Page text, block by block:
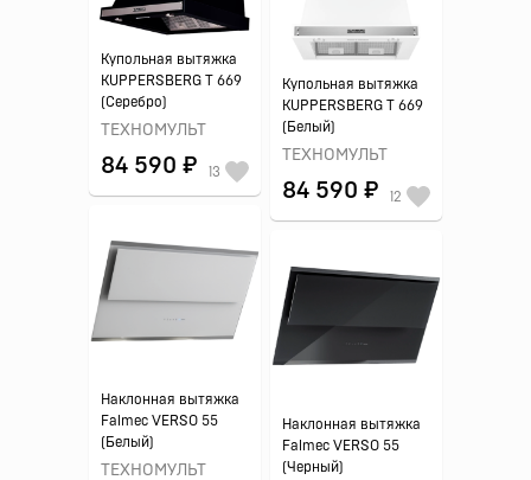
Купольная вытяжка
KUPPERSBERG T 669
(Серебро)
ТЕХНОМУЛЬТ
84 590 ₽ 13
Купольная вытяжка
KUPPERSBERG T 669
(Белый)
ТЕХНОМУЛЬТ
84 590 ₽ 12
Наклонная вытяжка
Falmec VERSO 55
(Белый)
ТЕХНОМУЛЬТ
Наклонная вытяжка
Falmec VERSO 55
(Черный)